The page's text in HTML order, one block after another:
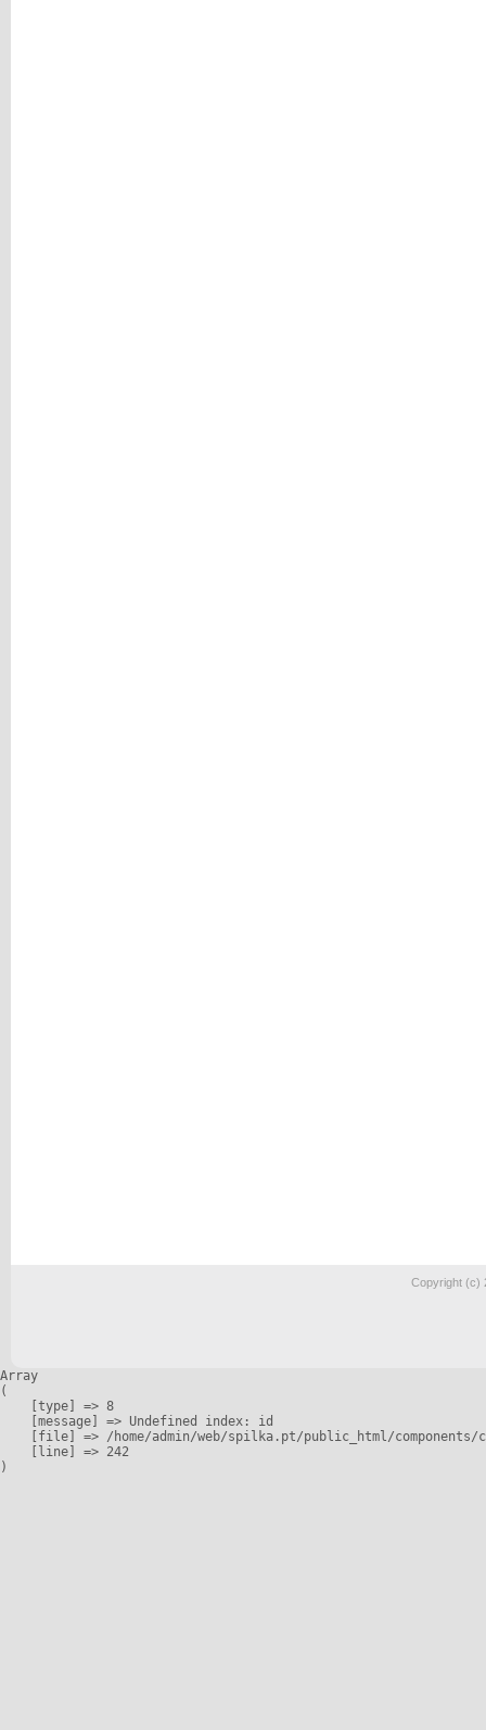
Copyright (c)
Array
(
    [type] => 8
    [message] => Undefined index: id
[file] => /home/admin/web/spilka.pt/public_html/
    [line] => 242